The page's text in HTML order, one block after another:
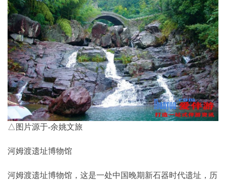
△图片源于-余姚文旅
河姆渡遗址博物馆
河姆渡遗址博物馆，这是一处中国晚期新石器时代遗址，历